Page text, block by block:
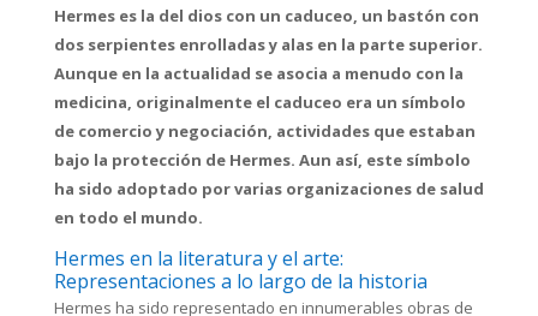
Hermes es la del dios con un caduceo, un bastón con
dos serpientes enrolladas y alas en la parte superior.
Aunque en la actualidad se asocia a menudo con la
medicina, originalmente el caduceo era un símbolo
de comercio y negociación, actividades que estaban
bajo la protección de Hermes. Aun así, este símbolo
ha sido adoptado por varias organizaciones de salud
en todo el mundo.
Hermes en la literatura y el arte:
Representaciones a lo largo de la historia
Hermes ha sido representado en innumerables obras de